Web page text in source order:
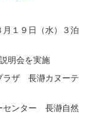
９日（水）３泊
を実施
ザ 長瀞カヌーテ
ー 長瀞自然